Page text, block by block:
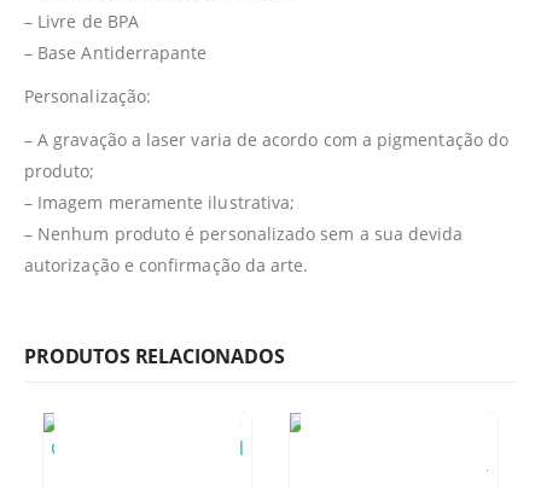
– Livre de BPA
– Base Antiderrapante
Personalização:
– A gravação a laser varia de acordo com a pigmentação do
produto;
– Imagem meramente ilustrativa;
– Nenhum produto é personalizado sem a sua devida
autorização e confirmação da arte.
PRODUTOS RELACIONADOS